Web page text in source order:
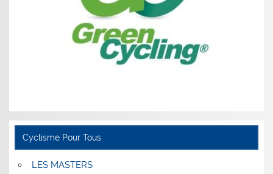
Cyclisme Pour Tous
LES MASTERS